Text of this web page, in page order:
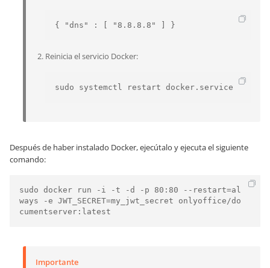
{ "dns" : [ "8.8.8.8" ] }
Reinicia el servicio Docker:
sudo systemctl restart docker.service
Después de haber instalado Docker, ejecútalo y ejecuta el siguiente
comando:
sudo docker run -i -t -d -p 80:80 --restart=al
ways -e JWT_SECRET=my_jwt_secret onlyoffice/do
cumentserver:latest
Importante